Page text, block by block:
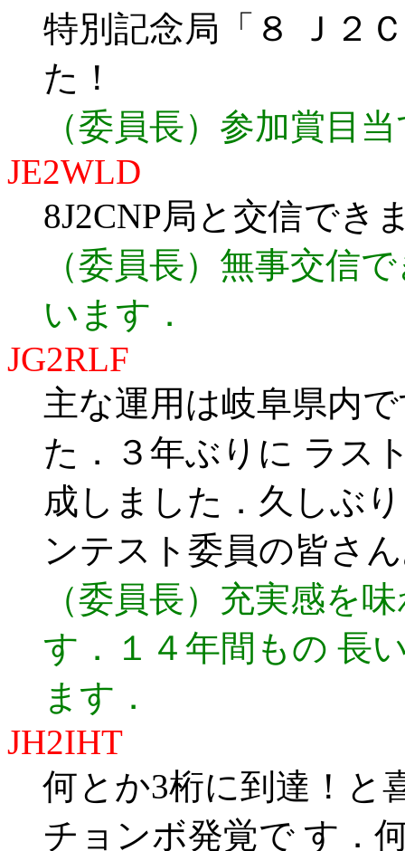
特別記念局「８ Ｊ２
た！
（委員長）参加賞目
JE2WLD
8J2CNP局と交信でき
（委員長）無事交信
います．
JG2RLF
主な運用は岐阜県内
た．３年ぶりに ラス
成しました．久しぶ
ンテスト委員の皆さ
（委員長）充実感を
す．１４年間もの 長
ます．
JH2IHT
何とか3桁に到達！と
チョンボ発覚で す．